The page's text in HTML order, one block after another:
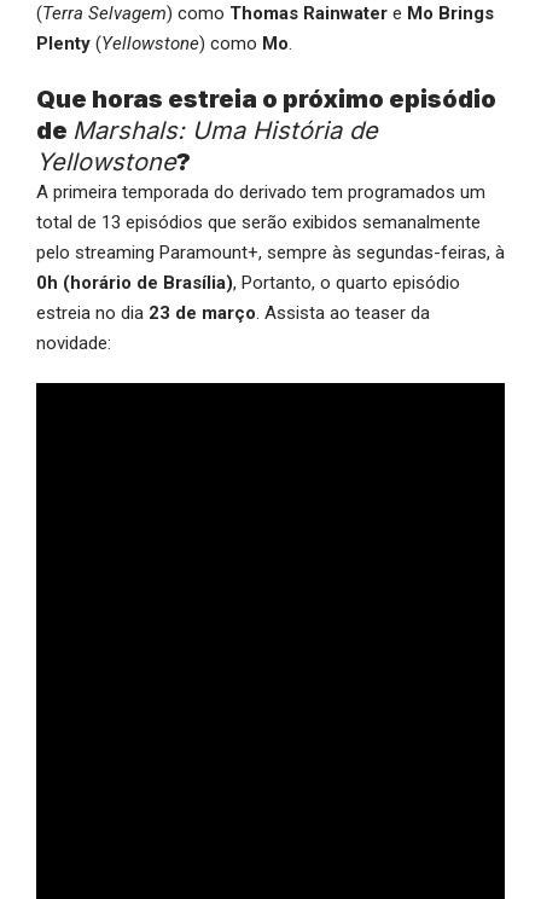
(Terra Selvagem) como Thomas Rainwater e Mo Brings
Plenty (Yellowstone) como Mo.
Que horas estreia o próximo episódio
de Marshals: Uma História de
Yellowstone?
A primeira temporada do derivado tem programados um
total de 13 episódios que serão exibidos semanalmente
pelo streaming Paramount+, sempre às segundas-feiras, à
0h (horário de Brasília), Portanto, o quarto episódio
estreia no dia 23 de março. Assista ao teaser da
novidade: